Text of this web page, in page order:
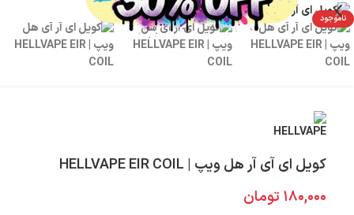
ناموجود
کویل ای آی آر هل ویپ | HELLVAPE EIR COIL
۱۸۰,۰۰۰ تومان